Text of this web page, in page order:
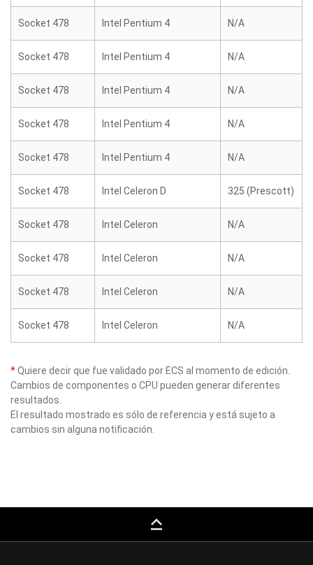
Socket 478 Intel Pentium 4 N/A
Socket 478 Intel Pentium 4 N/A
Socket 478 Intel Pentium 4 N/A
Socket 478 Intel Pentium 4 N/A
Socket 478 Intel Pentium 4 N/A
Socket 478 Intel Celeron D 325 (Prescott)
Socket 478 Intel Celeron N/A
Socket 478 Intel Celeron N/A
Socket 478 Intel Celeron N/A
Socket 478 Intel Celeron N/A
*Quiere decir que fue validado por ECS al momento de edición.
Cambios de componentes o CPU pueden generar diferentes
resultados.
El resultado mostrado es sólo de referencia y está sujeto a
cambios sin alguna notificación.
keyboard_capslock